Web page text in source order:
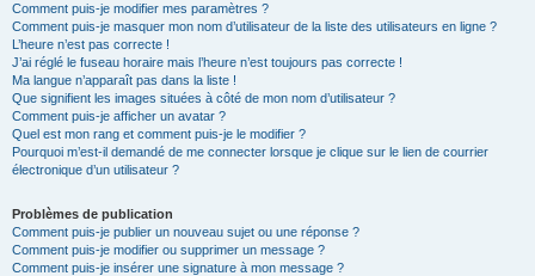
Comment puis-je modifier mes paramètres ?
Comment puis-je masquer mon nom d’utilisateur de la liste des utilisateurs en ligne ?
L’heure n’est pas correcte !
J’ai réglé le fuseau horaire mais l’heure n’est toujours pas correcte !
Ma langue n’apparaît pas dans la liste !
Que signifient les images situées à côté de mon nom d’utilisateur ?
Comment puis-je afficher un avatar ?
Quel est mon rang et comment puis-je le modifier ?
Pourquoi m’est-il demandé de me connecter lorsque je clique sur le lien de courrier
électronique d’un utilisateur ?
Problèmes de publication
Comment puis-je publier un nouveau sujet ou une réponse ?
Comment puis-je modifier ou supprimer un message ?
Comment puis-je insérer une signature à mon message ?